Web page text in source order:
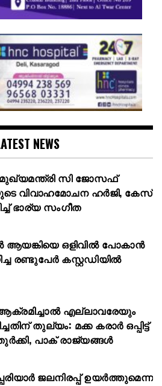
NEWS
മുഖ്യമന്ത്രി സി ജോസഫ്
വിവാഹമോചന ഹർജി, കേസ്
ഭാര്യ സംഗീത
ഒളിവില്‍ പോകാന്‍
രണ്ടുപേര്‍ കസ്റ്റഡിയില്‍
എല്ലാവരേയും
തുല്യം: മക്ക കരാർ ഒപ്പിട്ട്
പാക് രാജ്യങ്ങൾ
ജലനിരപ്പ് ഉയർത്തുമെന്ന